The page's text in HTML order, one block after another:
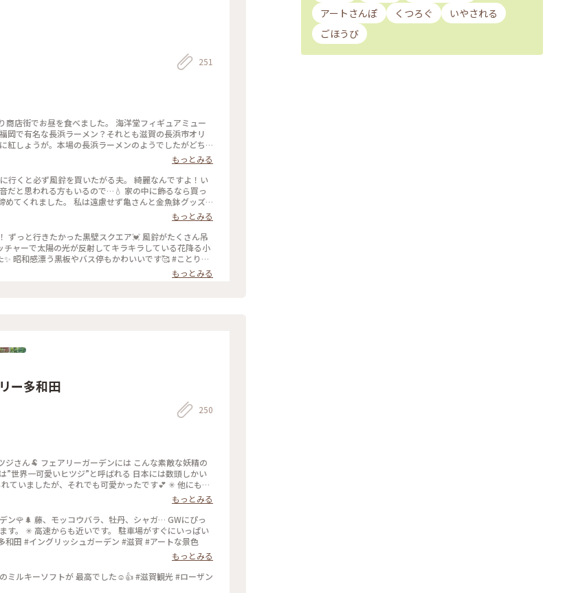
251
店街でお昼を食べました。 海洋堂フィギュアミュー
岡で有名な長浜ラーメン？それとも滋賀の長浜市オリ
紅しょうが。本場の長浜ラーメンのようでしたがどち
スープもごくごく飲めるほどで美味しかったです😊
した。持ち帰り用の冷凍とその場で食べる用があり、5
ンとチーズ入り。 黒壁スクエアらしく、ブラックココ
美味しかったです😍 #ことりっぷ旅2024 #
ン #近江牛CurryBread #カレーパン #近江牛 #長浜 #
もっとみる
行くと必ず風鈴を買いたがる夫。 綺麗なんですよ！い
だと思われる方もいるので…💧 家の中に飾るなら買っ
てくれました。 私は遠慮せず亀さんと金魚鉢グッズ
、香川でお土産に頂いた寳月堂さんの丸亀うちわせん
#香川 #丸亀
もっとみる
ずっと行きたかった黒壁スクエア💓 風鈴がたくさん吊
ャーで太陽の光が反射してキラキラしている花降る小
感漂う黒板やバス停もかわいいです🥰 #ことりっ
インスタレーション #花降る小径 #風鈴 #長浜 #滋賀
もっとみる
ー多和田
250
ジさん🐏 フェアリーガーデンには こんな素敵な妖精の
世界一可愛いヒツジ”と呼ばれる 日本には数頭しかい
ていましたが、それでも可愛かったです💕 ✳︎ 他にも、
バスがあったり お菓子のエリアがあったり‥ 色々なス
田 #滋賀 #アートな景色
もっとみる
ン🌹🌲 藤、モッコウバラ、牡丹、シャガ… GWにぴっ
す。 ✳︎ 高速からも近いです。 駐車場がすぐにいっぱい
田 #イングリッシュガーデン #滋賀 #アートな景色
もっとみる
が 最高でした☺️‪👍 #滋賀観光 #ローザン
アートさんぽ
くつろぐ
いやされる
ごほうび